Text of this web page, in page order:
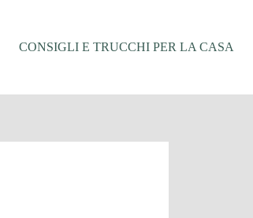
CONSIGLI E TRUCCHI PER LA CASA